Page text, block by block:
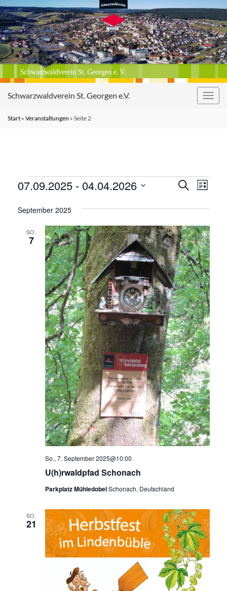
Schwarzwaldverein St. Georgen e.V.
Start » Veranstaltungen » Seite 2
Veranstaltungen Suche
Liste
07.09.2025 - 04.04.2026
wählen.
September 2025
SO.
7
U(h)rwaldpfad Schonach
So., 7. September 2025@10:00
Parkplatz MühledobelSchonach, Deutschland
SO.
21